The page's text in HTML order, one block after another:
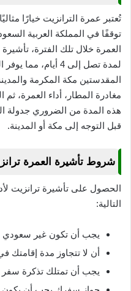
تُعتبر عمرة الترانزيت خيارًا
توقفًا في المملكة العربية
العمرة خلال تلك الفترة،
لمدة تصل إلى 4
المقدستين مكة المكرمة
مغادرة المطار، أداء العمرة،
هذه المدة من الضروري جدولة
قبل التوجه إلى مكة أو المدينة.
شروط تأشيرة العمرة
الحصول على تأشيرة ترانزيت
التالية:
يجب أن تكون غير سعودي
أن لا تتجاوز مدة إقامتك في
يجب أن تمتلك تذكرة سفر